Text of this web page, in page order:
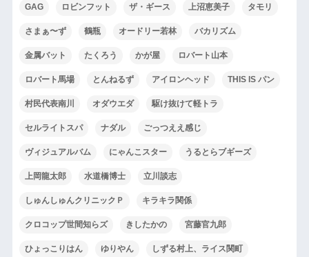
GAG ロビンフット ザ・ギース 上沼恵美子 タモリ
さまぁ〜ず 鶴瓶 オードリー若林 バカリズム
金属バット たくろう かが屋 ロバート山本
ロバート馬場 とんねるず アイロンヘッド THIS IS パン
村民代表南川 オダウエダ 駆け抜けて軽トラ
セルライトスパ ナダル ごっつええ感じ
ヴィジュアルバム にゃんこスター うるとらブギーズ
上岡龍太郎 水道橋博士 立川談志
しゅんしゅんクリニックＰ キラキラ関係
クロコップ世間知らズ きしたかの 宮藤官九郎
ひょっこりはん ゆりやん しずる村上、ライス関町